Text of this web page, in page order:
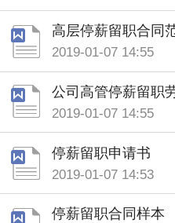
高层停薪留职合同
2019-01-07 14:55
公司高管停薪留职
2019-01-07 14:55
停薪留职申请书
2019-01-07 14:53
停薪留职合同样本